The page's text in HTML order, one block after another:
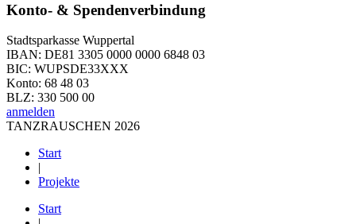
Konto- & Spendenverbindung
Stadtsparkasse Wuppertal
IBAN: DE81 3305 0000 0000 6848 03
BIC: WUPSDE33XXX
Konto: 68 48 03
BLZ: 330 500 00
anmelden
TANZRAUSCHEN 2026
Start
Projekte
Start